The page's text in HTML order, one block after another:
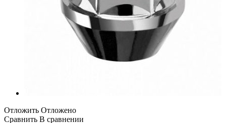
Отложить Отложено
Сравнить В сравнении